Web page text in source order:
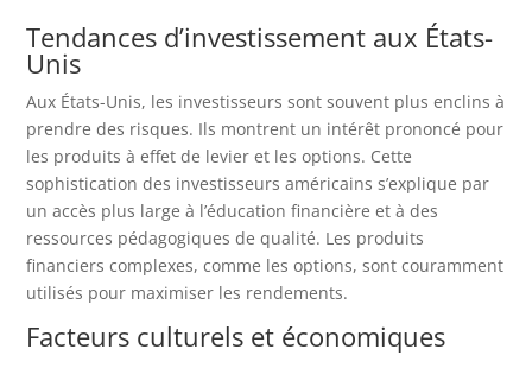
Tendances d’investissement aux États-
Unis
Aux États-Unis, les investisseurs sont souvent plus enclins à
prendre des risques. Ils montrent un intérêt prononcé pour
les produits à effet de levier et les options. Cette
sophistication des investisseurs américains s’explique par
un accès plus large à l’éducation financière et à des
ressources pédagogiques de qualité. Les produits
financiers complexes, comme les options, sont couramment
utilisés pour maximiser les rendements.
Facteurs culturels et économiques